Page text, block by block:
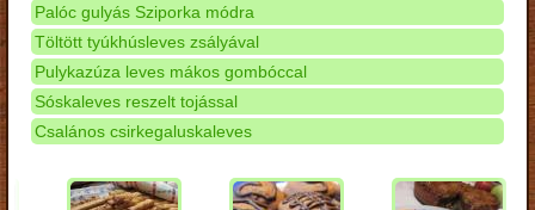
Palóc gulyás Sziporka módra
Töltött tyúkhúsleves zsályával
Pulykazúza leves mákos gombóccal
Sóskaleves reszelt tojással
Csalános csirkegaluskaleves